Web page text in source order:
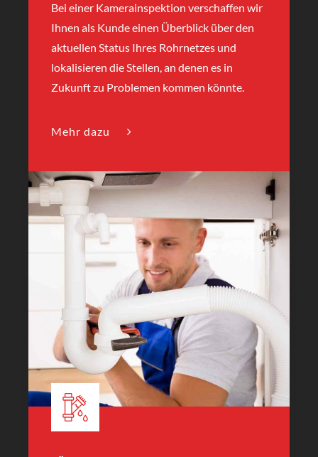
Bei einer Kamerainspektion verschaffen wir
Ihnen als Kunde einen Überblick über den
aktuellen Status Ihres Rohrnetzes und
lokalisieren die Stellen, an denen es in
Zukunft zu Problemen kommen könnte.
Mehr dazu